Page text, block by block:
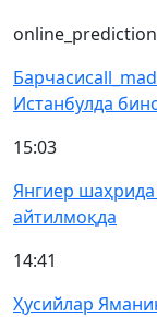
online_prediction
Барчаси
Истанбулда
15:03
Янгиер шаҳрида
айтилмоқда
14:41
Ҳусийлар